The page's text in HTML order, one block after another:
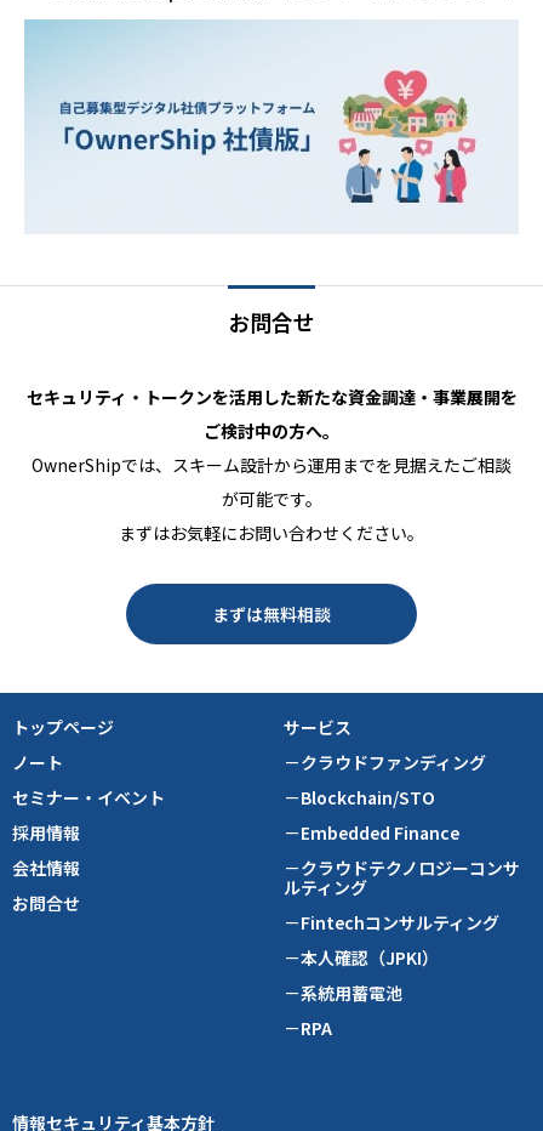
お問合せ
セキュリティ・トークンを活用した新たな資金調達・事業展開を
ご検討中の方へ。
OwnerShipでは、スキーム設計から運用までを見据えたご相談
が可能です。
まずはお気軽にお問い合わせください。
まずは無料相談
トップページ
ノート
セミナー・イベント
採用情報
会社情報
お問合せ
サービス
－クラウドファンディング
－Blockchain/STO
－Embedded Finance
－クラウドテクノロジーコンサ
ルティング
－Fintechコンサルティング
－本人確認（JPKI）
－系統用蓄電池
－RPA
情報セキュリティ基本方針